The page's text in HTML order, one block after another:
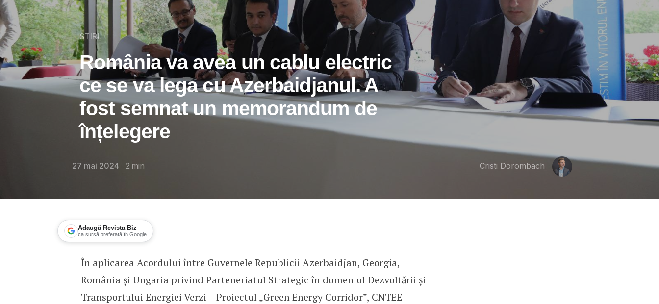
STIRI
România va avea un cablu electric
ce se va lega cu Azerbaidjanul. A
fost semnat un memorandum de
înțelegere
27 mai 2024 2 min Cristi Dorombach
Adaugă Revista Biz
ca sursă preferată în Google
România va avea un cablu electric ce se va lega cu Azerbaidjanul. A fost semnat un
În aplicarea Acordului între Guvernele Republicii Azerbaidjan, Georgia,
România și Ungaria privind Parteneriatul Strategic în domeniul Dezvoltării și
Transportului Energiei Verzi – Proiectul „Green Energy Corridor”, CNTEE